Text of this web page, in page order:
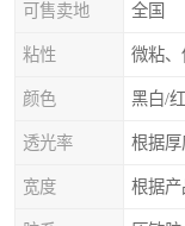
可售卖地 全国
粘性 微粘
颜色
透光率 根据
宽度 根据产